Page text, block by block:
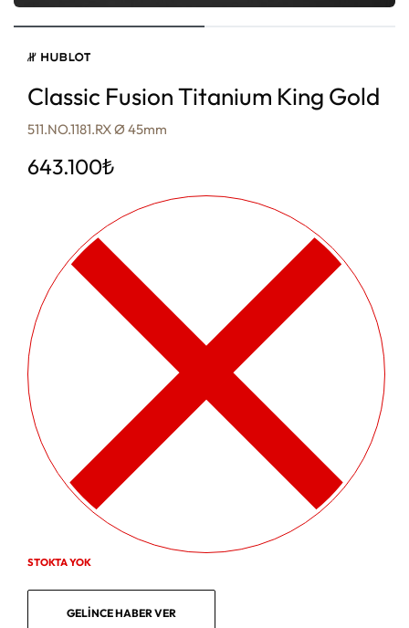
Classic Fusion Titanium King Gold
511.NO.1181.RX Ø 45mm
643.100₺
STOKTA YOK
GELINCE HABER VER